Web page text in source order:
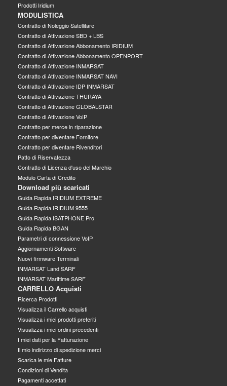
Prodotti Iridium
MODULISTICA
Contratto di Noleggio Satellitare
Contratto di Attivazione SBD + LBS
Contratto di Attivazione Abbonamento IRIDIUM
Contratto di Attivazione Abbonamento OPENPORT
Contratto di Attivazione INMARSAT
Contratto di Attivazione INMARSAT NAVI
Contratto di Attivazione IDP INMARSAT
Contratto di Attivazione THURAYA
Contratto di Attivazione GLOBALSTAR
Contratto di Attivazione VoIP
Contratto per merce in riparazione
Contratto per diventare Fornitore
Contratto per diventare Rivenditori
Patto di Riservatezza
Contratto di Licenza d'uso del Marchio
Modulo Carta di Credito
Download più scaricati
Guida Rapida IRIDIUM EXTREME
Guida Rapida IRIDIUM 9555
Guida Rapida ISATPHONE Pro
Guida Rapida BGAN
Parametri di connessione VoIP
Aggiornamenti Software
Nuovi firmware Terminali
INMARSAT Land SARF
INMARSAT Marittime SARF
CARRELLO Acquisti
Ricerca Prodotti
Visualizza il Carrello acquisti
Visualizza i miei prodotti preferiti
Visualizza i miei ordini precedenti
I miei dati per la Fatturazione
Il mio indirizzo di spedizione merci
Scarica le mie Fatture
Condizioni di Vendita
Pagamenti accettati